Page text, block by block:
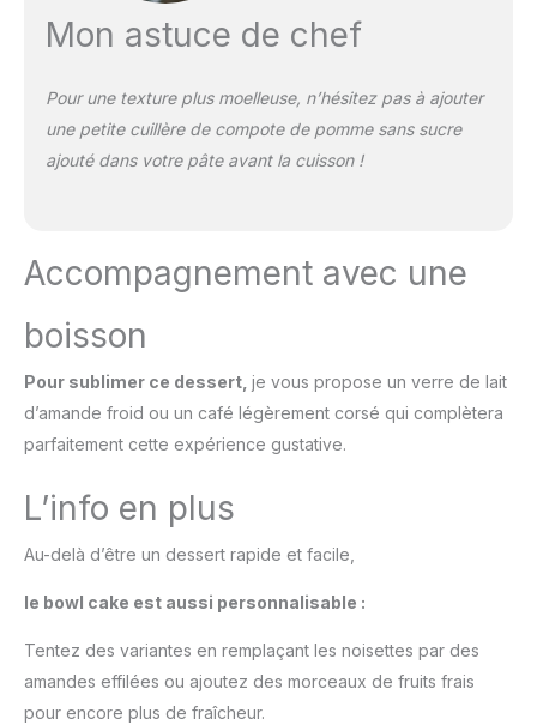
Mon astuce de chef
Pour une texture plus moelleuse, n’hésitez pas à ajouter
une petite cuillère de compote de pomme sans sucre
ajouté dans votre pâte avant la cuisson !
Accompagnement avec une
boisson
Pour sublimer ce dessert, je vous propose un verre de lait
d’amande froid ou un café légèrement corsé qui complètera
parfaitement cette expérience gustative.
L’info en plus
Au-delà d’être un dessert rapide et facile,
le bowl cake est aussi personnalisable :
Tentez des variantes en remplaçant les noisettes par des
amandes effilées ou ajoutez des morceaux de fruits frais
pour encore plus de fraîcheur.